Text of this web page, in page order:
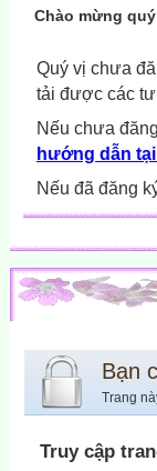
Chào mừng
Quý vị chưa
tải được các
Nếu chưa
hướng dẫn
Nếu đã đăng
Bạn
Trang
Truy cập